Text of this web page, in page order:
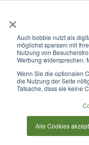
×
Auch bobbie nutzt als
möglichst sparsam mit
Nutzung von
Werbung widersprechen.
Wenn Sie die optionalen
die Nutzung der Seite
Tatsache, dass sie keine
Alle Cookies
Platten
Warum
Wenn Sie gerade
verlegen, wollen wir